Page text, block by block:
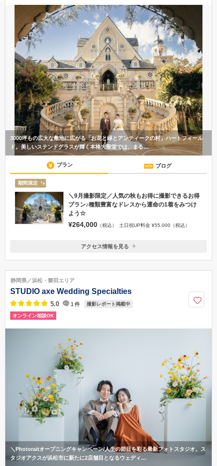
3000坪もの広大な敷地に広がる「お花と緑とアンティークの村」ハートフィール
ド。美しいステンドグラスが輝く本格大聖堂では、まる…
プラン ブログ
期間限定
＼9月撮影限定／人気の秋もお得に撮影できるお得
プラン♪種類豊富なドレスから運命の1着をみつけ
よう☆
¥264,000 （税込） 土日祝UP料金 ¥55,000（税込）
静岡県駿東郡清水町堂庭250-1
055-971-1122
アクセス情報を見る
静岡県／浜松・磐田エリア
STUDIO axe Wedding Specialties
5.0 1 件 撮影レポート掲載中
オンライン相談OK
＼Photoraitオープニングキャンペーン/人生の節目を彩る最新フォトスタジオ。ス
タジオアクスが浜松市に新たに2店舗目となるウェディ…